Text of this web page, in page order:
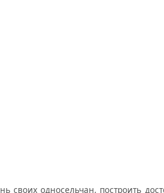
односельчан, построить